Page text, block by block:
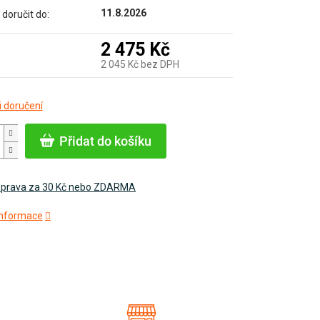
Přidat do košíku
za 30 Kč nebo ZDARMA
do: 11.8.2026
2 475 Kč
2 045 Kč bez DPH
cena:
doručení